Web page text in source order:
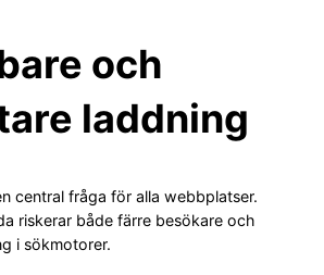
och
laddning
central fråga för alla webbplatser.
riskerar både färre besökare och
i sökmotorer.